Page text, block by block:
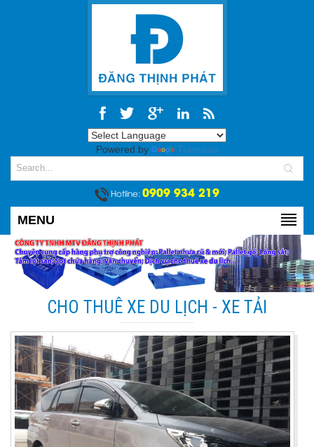
Powered by Translate
Hotline:0909 934 219
MENU
CHO THUÊ XE DU LỊCH - XE TẢI
Chuyên cho thuê xe du lịch uy tín, giá rẻ nhất chỉ có tại
Công Ty TNHH Đăng Thịnh Phát – chuyên cung cấp
dịch vụ cho thuê xe du lịch, nhận đưa đón cho công ty
kiểu dáng và mẫu mã sang trọng cùng giá thành hợp
lý, chúng tôi tự hào phục vụ cho hàng trăm khách hàng